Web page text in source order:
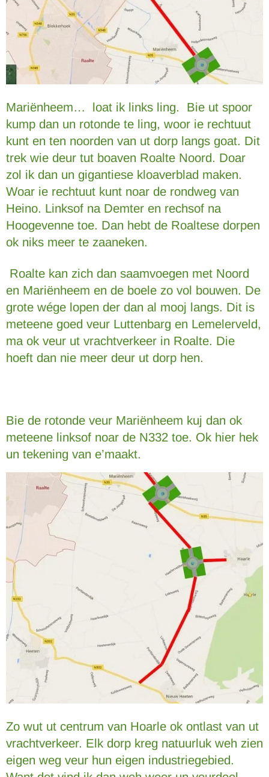
Mariënheem… loat ik links ling. Bie ut spoor
kump dan un rotonde te ling, woor ie rechtuut
kunt en ten noorden van ut dorp langs goat. Dit
trek wie deur tut boaven Roalte Noord. Doar
zol ik dan un gigantiese kloaverblad maken.
Woar ie rechtuut kunt noar de rondweg van
Heino. Linksof na Demter en rechsof na
Hoogevenne toe. Dan hebt de Roaltese dorpen
ok niks meer te zaaneken.
Roalte kan zich dan saamvoegen met Noord
en Mariënheem en de boele zo vol bouwen. De
grote wége lopen der dan al mooj langs. Dit is
meteene goed veur Luttenbarg en Lemelerveld,
ma ok veur ut vrachtverkeer in Roalte. Die
hoeft dan nie meer deur ut dorp hen.
Bie de rotonde veur Mariënheem kuj dan ok
meteene linksof noar de N332 toe. Ok hier hek
un tekening van e’maakt.
Zo wut ut centrum van Hoarle ok ontlast van ut
vrachtverkeer. Elk dorp kreg natuurluk weh zien
eigen weg veur hun eigen industriegebied.